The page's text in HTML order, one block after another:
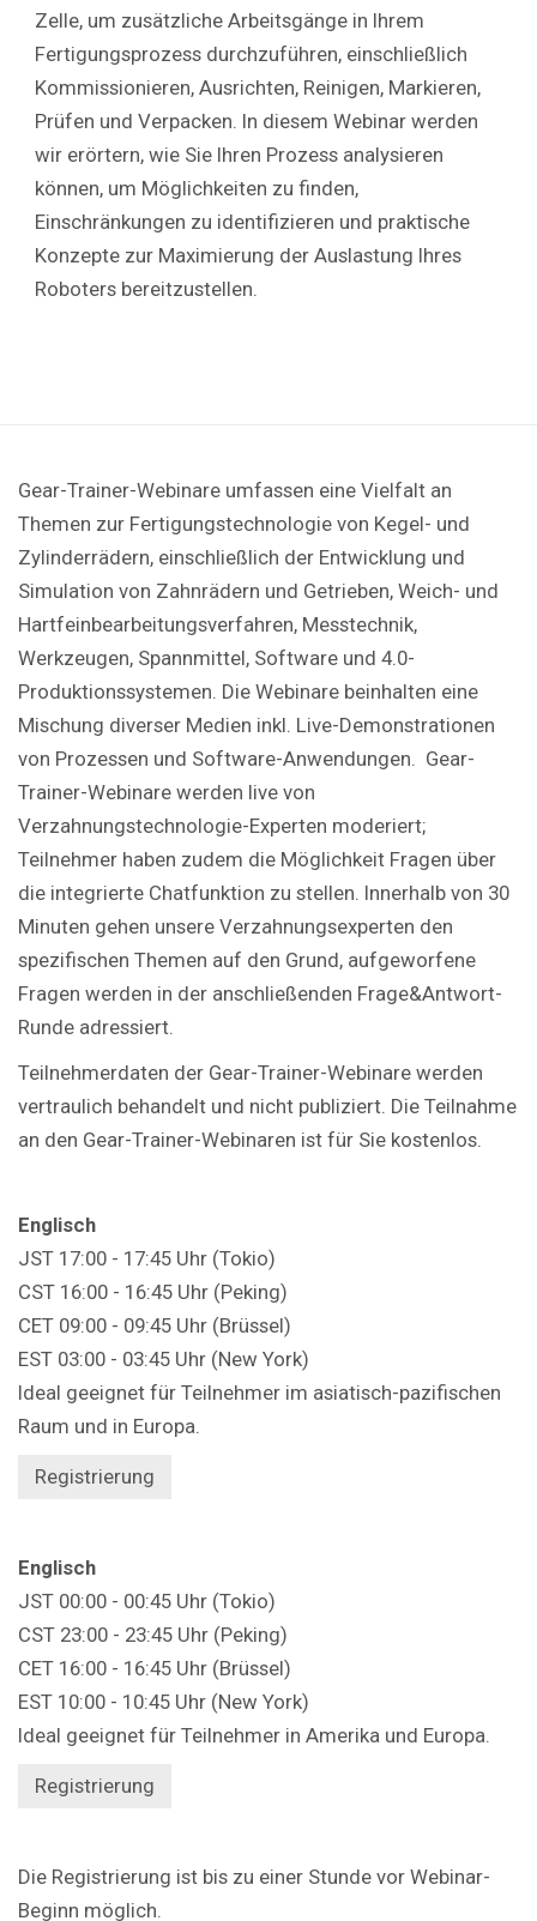
Zelle, um zusätzliche Arbeitsgänge in Ihrem
Fertigungsprozess durchzuführen, einschließlich
Kommissionieren, Ausrichten, Reinigen, Markieren,
Prüfen und Verpacken. In diesem Webinar werden
wir erörtern, wie Sie Ihren Prozess analysieren
können, um Möglichkeiten zu finden,
Einschränkungen zu identifizieren und praktische
Konzepte zur Maximierung der Auslastung Ihres
Roboters bereitzustellen.
Gear-Trainer-Webinare umfassen eine Vielfalt an
Themen zur Fertigungstechnologie von Kegel- und
Zylinderrädern, einschließlich der Entwicklung und
Simulation von Zahnrädern und Getrieben, Weich- und
Hartfeinbearbeitungsverfahren, Messtechnik,
Werkzeugen, Spannmittel, Software und 4.0-
Produktionssystemen. Die Webinare beinhalten eine
Mischung diverser Medien inkl. Live-Demonstrationen
von Prozessen und Software-Anwendungen. Gear-
Trainer-Webinare werden live von
Verzahnungstechnologie-Experten moderiert;
Teilnehmer haben zudem die Möglichkeit Fragen über
die integrierte Chatfunktion zu stellen. Innerhalb von 30
Minuten gehen unsere Verzahnungsexperten den
spezifischen Themen auf den Grund, aufgeworfene
Fragen werden in der anschließenden Frage&Antwort-
Runde adressiert.
Teilnehmerdaten der Gear-Trainer-Webinare werden
vertraulich behandelt und nicht publiziert. Die Teilnahme
an den Gear-Trainer-Webinaren ist für Sie kostenlos.
Englisch
JST 17:00 - 17:45 Uhr (Tokio)
CST 16:00 - 16:45 Uhr (Peking)
CET 09:00 - 09:45 Uhr (Brüssel)
EST 03:00 - 03:45 Uhr (New York)
Ideal geeignet für Teilnehmer im asiatisch-pazifischen
Raum und in Europa.
Registrierung
Englisch
JST 00:00 - 00:45 Uhr (Tokio)
CST 23:00 - 23:45 Uhr (Peking)
CET 16:00 - 16:45 Uhr (Brüssel)
EST 10:00 - 10:45 Uhr (New York)
Ideal geeignet für Teilnehmer in Amerika und Europa.
Registrierung
Die Registrierung ist bis zu einer Stunde vor Webinar-
Beginn möglich.